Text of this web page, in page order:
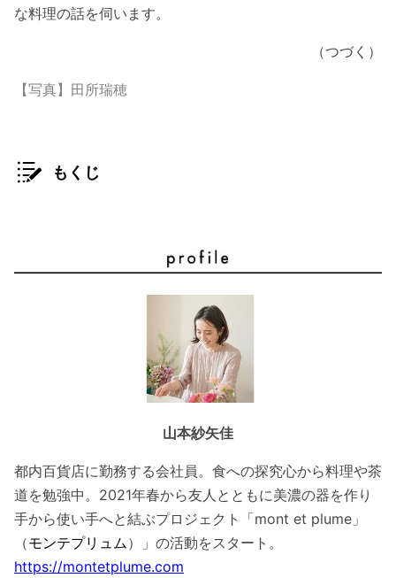
な料理の話を伺います。
（つづく）
【写真】田所瑞穂
もくじ
山本紗矢佳
都内百貨店に勤務する会社員。食への探究心から料理や茶
道を勉強中。2021年春から友人とともに美濃の器を作り
手から使い手へと結ぶプロジェクト「mont et plume」
（モンテプリュム ）」の活動をスタート。
https://montetplume.com